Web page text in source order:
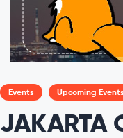
Events Upcoming
JAKARTA